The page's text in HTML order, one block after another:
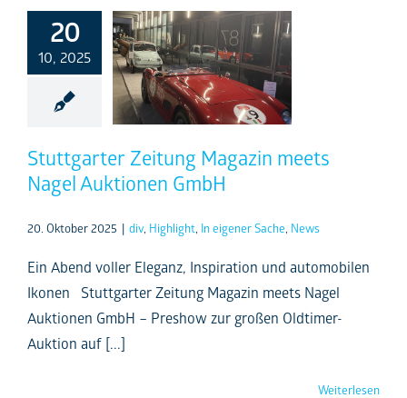
20
10, 2025
Stuttgarter
meets Nagel
Auktionen GmbH
In eigener
Stuttgarter Zeitung Magazin meets
Nagel Auktionen GmbH
20. Oktober 2025 | div, Highlight In eigener Sache News
Ein Abend voller Eleganz, Inspiration und automobilen
Ikonen Stuttgarter Zeitung Magazin meets Nagel
Auktionen GmbH – Preshow zur großen Oldtimer-
Auktion auf [...]
Weiterlesen